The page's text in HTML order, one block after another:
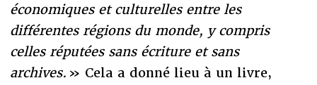
économiques et culturelles entre les
différentes régions du monde, y compris
celles réputées sans écriture et sans
archives. » Cela a donné lieu à un livre,